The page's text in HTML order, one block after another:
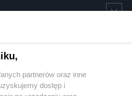
partnerów oraz inne
dostęp i